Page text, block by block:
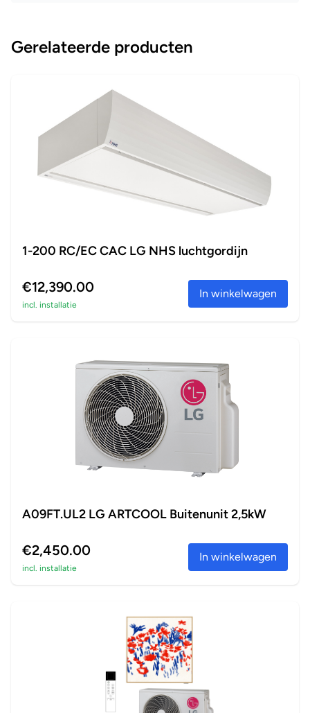
Gerelateerde producten
1-200 RC/EC CAC LG NHS luchtgordijn
€12,390.00
incl. installatie
In winkelwagen
A09FT.UL2 LG ARTCOOL Buitenunit 2,5kW
€2,450.00
incl. installatie
In winkelwagen